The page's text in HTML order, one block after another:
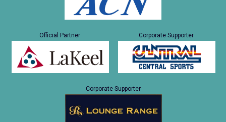
Official Partner Corporate Supporter
Corporate Supporter